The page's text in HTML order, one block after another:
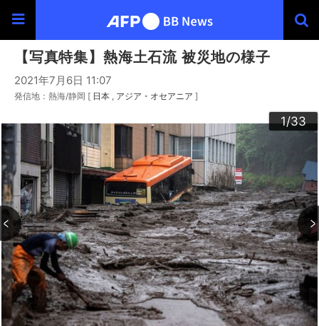
【写真特集】熱海土石流 被災地の様子
2021年7月6日 11:07
発信地：熱海/静岡 [ 日本 アジア・オセアニア ]
1/33
2/33
3/33
4/33
5/33
6/33
7/33
8/33
9/33
10/33
11/33
12/33
13/33
14/33
15/33
16/33
17/33
18/33
19/33
20/33
21/33
22/33
23/33
24/33
25/33
26/33
27/33
28/33
29/33
30/33
31/33
32/33
33/33